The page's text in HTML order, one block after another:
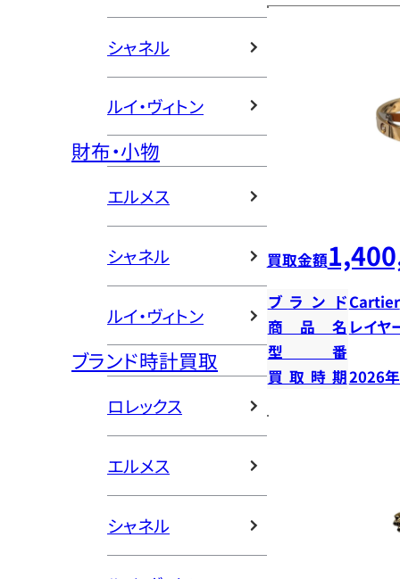
シャネル
ルイ・ヴィトン
財布・小物
エルメス
シャネル
ルイ・ヴィトン
ブランド時計買取
ロレックス
エルメス
シャネル
買取金額
ブランドCartier
商品名 レイ
型番
買取時期2026